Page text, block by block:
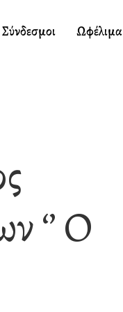
Σύνδεσμοι Ωφέλιμα
‘’ Ο